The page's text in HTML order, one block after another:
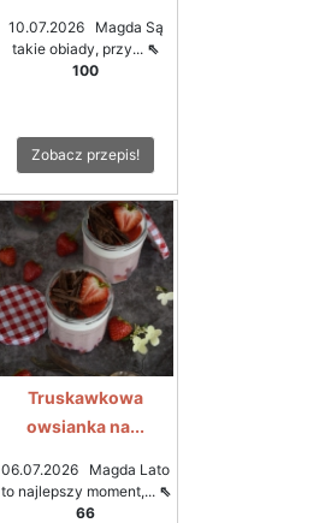
10.07.2026 Magda Są
takie obiady, przy... ⇖
100
Zobacz przepis!
Truskawkowa
owsianka na...
06.07.2026 Magda Lato
to najlepszy moment,... ⇖
66